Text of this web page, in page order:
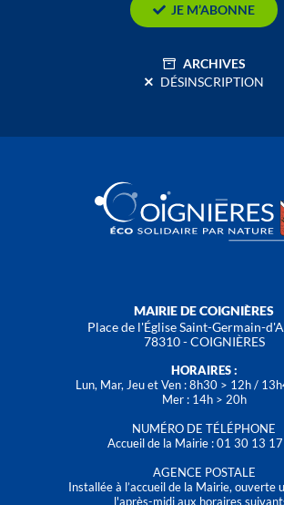
JE M’ABONNE
ARCHIVES
DÉSINSCRIPTION
MAIRIE DE COIGNIÈRES
Place de l'Église Saint-Germain-
78310 - COIGNIÈRES
HORAIRES :
Lun, Mar, Jeu et Ven : 8h30 > 12h /
Mer : 14h > 20h
NUMÉRO DE TÉLÉPHONE
Accueil de la Mairie : 01 30 13
AGENCE POSTALE
Installée à l’accueil de la Mairie, ouverte
l'après-midi aux horaires